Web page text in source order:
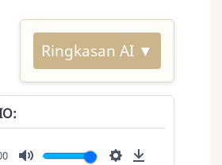
Ringkasan AI ▼